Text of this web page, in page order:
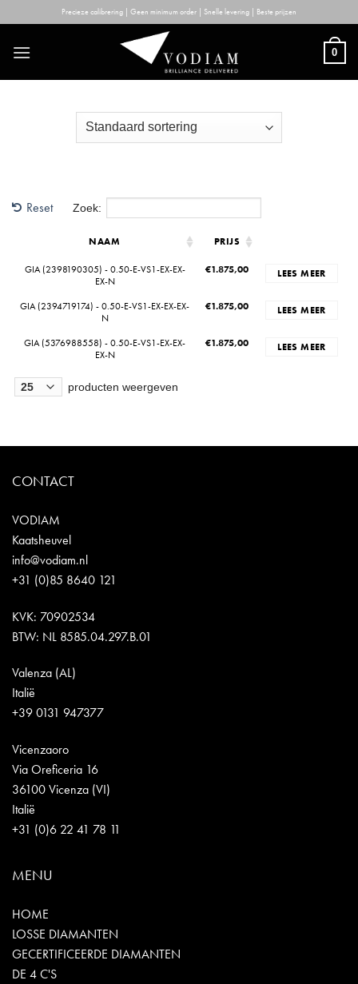
to
content
Precieze calibrering | Geen minimum order | Snelle levering | Beste prijzen
0
Reset Zoek:
NAAM PRIJS
GIA (2398190305) - 0.50-E-VS1-EX-EX-
EX-N
€1.875,00 LEES MEER
GIA (2394719174) - 0.50-E-VS1-EX-EX-EX-
N
€1.875,00 LEES MEER
GIA (5376988558) - 0.50-E-VS1-EX-EX-
EX-N
€1.875,00 LEES MEER
producten weergeven
CONTACT
VODIAM
Kaatsheuvel
info@vodiam.nl
+31 (0)85 8640 121
KVK: 70902534
BTW: NL 8585.04.297.B.01
Valenza (AL)
Italië
+39 0131 947377
Vicenzaoro
Via Oreficeria 16
36100 Vicenza (VI)
Italië
+31 (0)6 22 41 78 11
MENU
HOME
LOSSE DIAMANTEN
GECERTIFICEERDE DIAMANTEN
DE 4 C'S